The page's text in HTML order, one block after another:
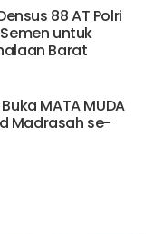
88 AT Polri
untuk
Barat
MATA MUDA
Madrasah se-